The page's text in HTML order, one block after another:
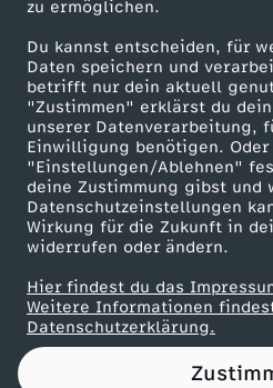
zu ermöglichen.
Du kannst entscheiden, für
Daten speichern und
betrifft nur dein aktuell
"Zustimmen" erklärst du
unserer Datenverarbeitung,
Einwilligung benötigen.
"Einstellungen/Ablehnen"
deine Zustimmung gibst und
Datenschutzeinstellungen
Wirkung für die Zukunft in
widerrufen oder ändern.
Hier findest du das
Weitere Informationen
Datenschutzerklärung.
s
p
o
l
i
t
i
ZDF goes Schule
Werbefernsehen
Mainzelmännchen
Partner